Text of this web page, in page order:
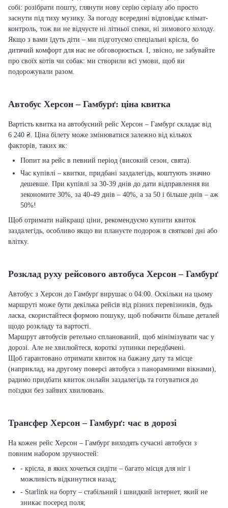
собі: розібрати пошту, глянути нову серію серіалу або просто
заснути під тиху музику. За погоду всередині відповідає клімат-
контроль, тож ви не відчуєте ні літньої спеки, ні зимового холоду.
Якщо з вами їдуть діти – ми підготуємо спеціальні крісла, бо
дитячий комфорт для нас не обговорюється. І, звісно, не забувайте
про своїх котів чи собак: ми створили всі умови, щоб ви
подорожували разом.
Автобус Херсон – Гамбурґ: ціна квитка
Вартість квитка на автобусний рейс Херсон – Гамбурґ складає від
6 240 ₴. Ціна білету може змінюватися залежно від кількох
факторів, таких як:
Попит на рейс в певний період (високий сезон, свята).
Час купівлі – квитки, придбані заздалегідь, коштують значно
дешевше. При купівлі за 30-39 днів до дати відправлення ви
зекономите 30%, за 40-49 днів – 40%, а за 50 і більше днів – аж
50%!
Щоб отримати найкращі ціни, рекомендуємо купити квиток
заздалегідь, особливо якщо ви плануєте подорож в святкові дні або
влітку.
Розклад руху рейсового автобуса Херсон – Гамбурґ
Автобус з Херсон до Гамбурґ вирушає о 04:00. Оскільки на цьому
маршруті може бути декілька рейсів від різних перевізників, будь
ласка, скористайтеся формою пошуку, щоб побачити більше деталей
щодо розкладу та вартості.
Маршрут автобусів ретельно спланований, щоб мінімізувати час у
дорозі. Але не хвилюйтеся, короткі зупинки передбачені.
Щоб гарантовано отримати квиток на бажану дату та місце
(наприклад, на другому поверсі автобуса з панорамними вікнами),
радимо придбати квиток онлайн заздалегідь та готуватися до
поїздки без зайвих хвилювань.
Трансфер Херсон – Гамбурґ: час в дорозі
На кожен рейс Херсон – Гамбурґ виходять сучасні автобуси з
повним набором зручностей:
- крісла, в яких хочеться сидіти – багато місця для ніг і
можливість відкинутися назад;
- Starlink на борту – стабільний і швидкий інтернет, який не
зникає посеред поля;